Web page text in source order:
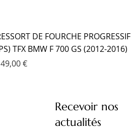
DE FOURCHE PROGRESSIF
TFX BMW F 700 GS (2012-2016)
€
Recevoir nos
actualités